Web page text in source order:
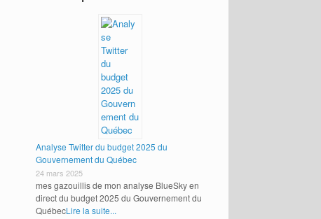
Analyse Twitter du budget 2025 du
Gouvernement du Québec
24 mars 2025
mes gazouillis de mon analyse BlueSky en
direct du budget 2025 du Gouvernement du
QuébecLire la suite...